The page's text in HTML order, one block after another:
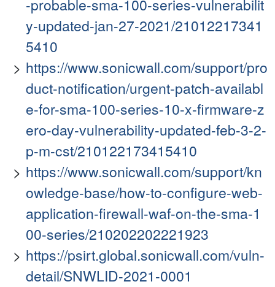
-probable-sma-100-series-vulnerabilit
y-updated-jan-27-2021/21012217341
5410
https://www.sonicwall.com/support/pro
duct-notification/urgent-patch-availabl
e-for-sma-100-series-10-x-firmware-z
ero-day-vulnerability-updated-feb-3-2-
p-m-cst/210122173415410
https://www.sonicwall.com/support/kn
owledge-base/how-to-configure-web-
application-firewall-waf-on-the-sma-1
00-series/210202202221923
https://psirt.global.sonicwall.com/vuln-
detail/SNWLID-2021-0001